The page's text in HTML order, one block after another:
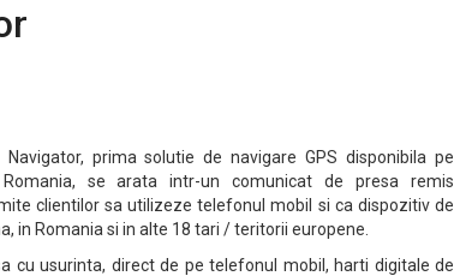
prima solutie de navigare GPS disponibila pe
se arata intr-un comunicat de presa remis
clientilor sa utilizeze telefonul mobil si ca dispozitiv de
in Romania si in alte 18 tari / teritorii europene.
cu usurinta, direct de pe telefonul mobil, harti digitale de